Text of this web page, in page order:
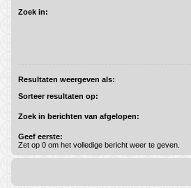
Zoek in:
Resultaten weergeven als:
Sorteer resultaten op:
Zoek in berichten van afgelopen:
Geef eerste:
Zet op 0 om het volledige bericht weer te geven.